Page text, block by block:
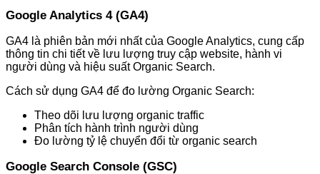
Google Analytics 4 (GA4)
GA4 là phiên bản mới nhất của Google Analytics, cung cấp
thông tin chi tiết về lưu lượng truy cập website, hành vi
người dùng và hiệu suất Organic Search.
Cách sử dụng GA4 để đo lường Organic Search:
Theo dõi lưu lượng organic traffic
Phân tích hành trình người dùng
Đo lường tỷ lệ chuyển đổi từ organic search
Google Search Console (GSC)